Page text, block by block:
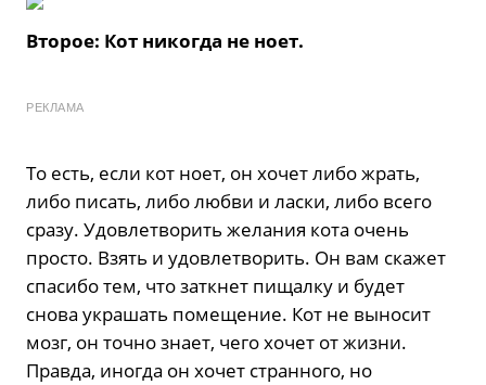
Второе: Кот никогда не ноет.
РЕКЛАМА
То есть, если кот ноет, он хочет либо жрать,
либо писать, либо любви и ласки, либо всего
сразу. Удовлетворить желания кота очень
просто. Взять и удовлетворить. Он вам скажет
спасибо тем, что заткнет пищалку и будет
снова украшать помещение. Кот не выносит
мозг, он точно знает, чего хочет от жизни.
Правда, иногда он хочет странного, но